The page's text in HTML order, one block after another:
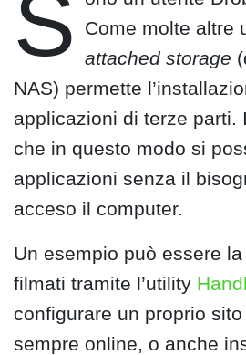
S
Come molte altre
attached storage
NAS) permette
applicazioni di terze parti.
che in questo modo si
applicazioni senza il
acceso il computer.
Un esempio può essere
filmati tramite l’utility
configurare un proprio
sempre online, o anche